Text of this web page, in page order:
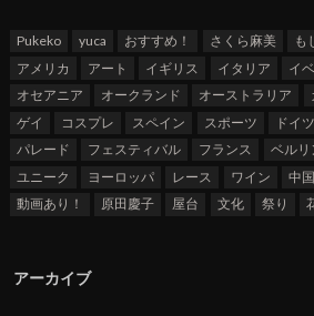
Pukeko yuca おすすめ！ さくら麻美 も
アメリカ
アート イギリス イタリア イ
オセアニア
オークランド オーストラリア
ゲイ
コスプレ スペイン スポーツ ドイツ
パレード
フェスティバル フランス ベルリ
ユニーク
ヨーロッパ レース ワイン 中国
動画あり！
原田慶子 屋台 文化 祭り
アーカイブ